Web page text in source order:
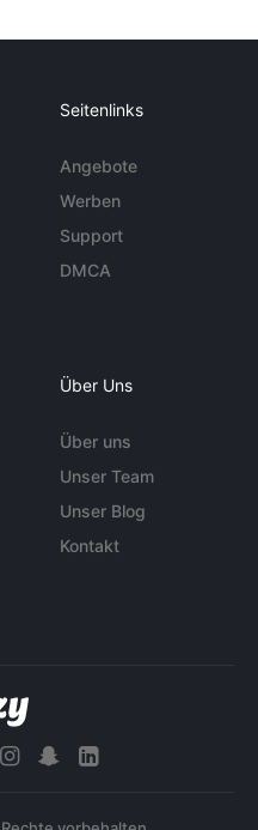
Seitenlinks
Angebote
Werben
Support
DMCA
Über Uns
Über uns
Unser Team
Unser Blog
Kontakt